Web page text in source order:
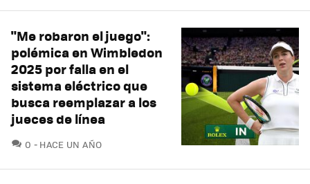
"Me robaron el juego":
polémica en Wimbledon
2025 por falla en el
sistema eléctrico que
busca reemplazar a los
jueces de línea
0 COMENTARIOS
HACE UN AÑO